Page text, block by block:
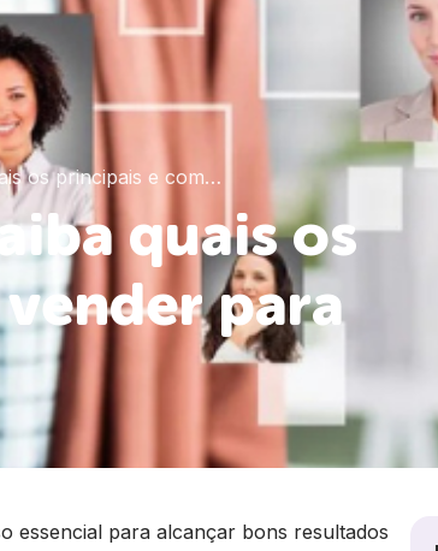
os principais e com…
quais os
para
essencial para alcançar bons resultados